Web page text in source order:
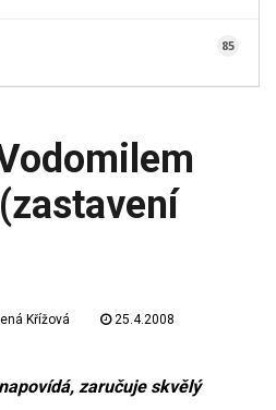
85
Křížová 25.4.2008
zaručuje skvělý